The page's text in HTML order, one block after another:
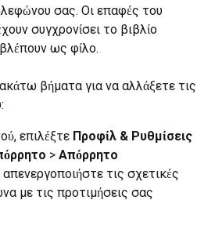
σας. Οι επαφές του
συγχρονίσει το βιβλίο
ως φίλο.
βήματα για να αλλάξετε τις
επιλέξτε Προφίλ & Ρυθμίσεις
> Απόρρητο
τις σχετικές
με τις προτιμήσεις σας